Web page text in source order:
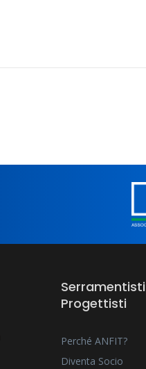
Progettisti
Perché ANFIT?
Diventa Socio